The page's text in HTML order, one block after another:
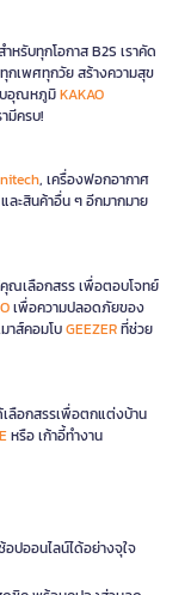
รับทุกโอกาส B2S เราคัด
กเพศทุกวัย สร้างความสุข
บอุณหภูมิKAKAO
ามีครบ!
, เครื่องฟอกอากาศ
และสินค้าอื่น ๆ อีกมากมาย
ณเลือกสรร เพื่อตอบโจทย์
เพื่อความปลอดภัยของ
าส์คอมโบGEEZERที่ช่วย
ลือกสรรเพื่อตกแต่งบ้าน
หรือ เก้าอี้ทำงาน
ปออนไลน์ได้อย่างจุใจ